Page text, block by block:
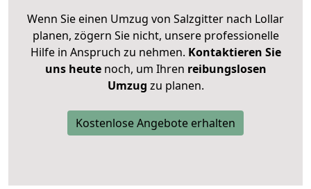
Wenn Sie einen Umzug von Salzgitter nach Lollar
planen, zögern Sie nicht, unsere professionelle
Hilfe in Anspruch zu nehmen. Kontaktieren Sie
uns heutenoch, um Ihren reibungslosen
Umzug zu planen.
Kostenlose Angebote erhalten